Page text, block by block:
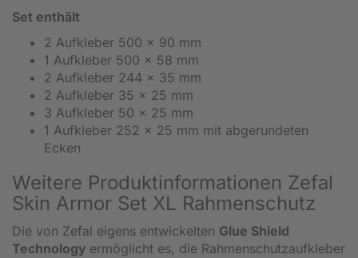
Set enthält
2 Aufkleber 500 x 90 mm
1 Aufkleber 500 x 58 mm
2 Aufkleber 244 x 35 mm
2 Aufkleber 35 x 25 mm
3 Aufkleber 50 x 25 mm
1 Aufkleber 252 x 25 mm mit abgerundeten
Ecken
Weitere Produktinformationen Zefal
Skin Armor Set XL Rahmenschutz
Die von Zefal eigens entwickelten Glue Shield
Technology ermöglicht es, die Rahmenschutzaufkleber